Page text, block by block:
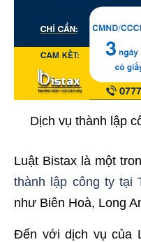
Dịch vụ thành lập
Luật Bistax là một
thành lập công ty tại
như Biên Hoà, Long
Đến với dịch vụ của